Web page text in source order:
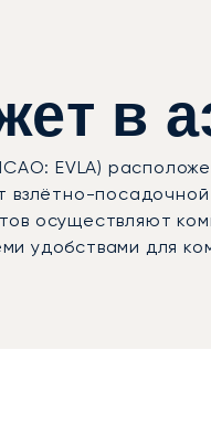
в
EVLA)
осуществляют
удобствами для